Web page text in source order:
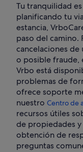
Tu tranquilidad
planificando tu
estancia,
paso del camino.
cancelaciones de
o posible fraude,
Vrbo está
problemas de
ofrece soporte
nuestro Centro de
recursos útiles
de propiedades
obtención de
preguntas